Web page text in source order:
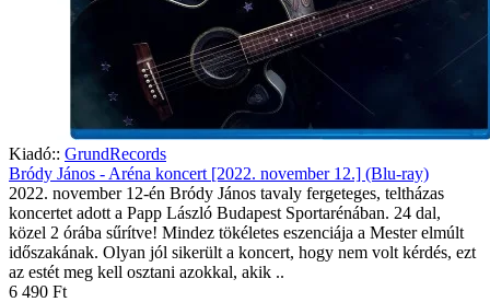
Kiadó:: GrundRecords
Bródy János - Aréna koncert [2022. november 12.] (Blu-ray)
2022. november 12-én Bródy János tavaly fergeteges, teltházas
koncertet adott a Papp László Budapest Sportarénában. 24 dal,
közel 2 órába sűrítve! Mindez tökéletes eszenciája a Mester elmúlt
időszakának. Olyan jól sikerült a koncert, hogy nem volt kérdés, ezt
az estét meg kell osztani azokkal, akik ..
6 490 Ft